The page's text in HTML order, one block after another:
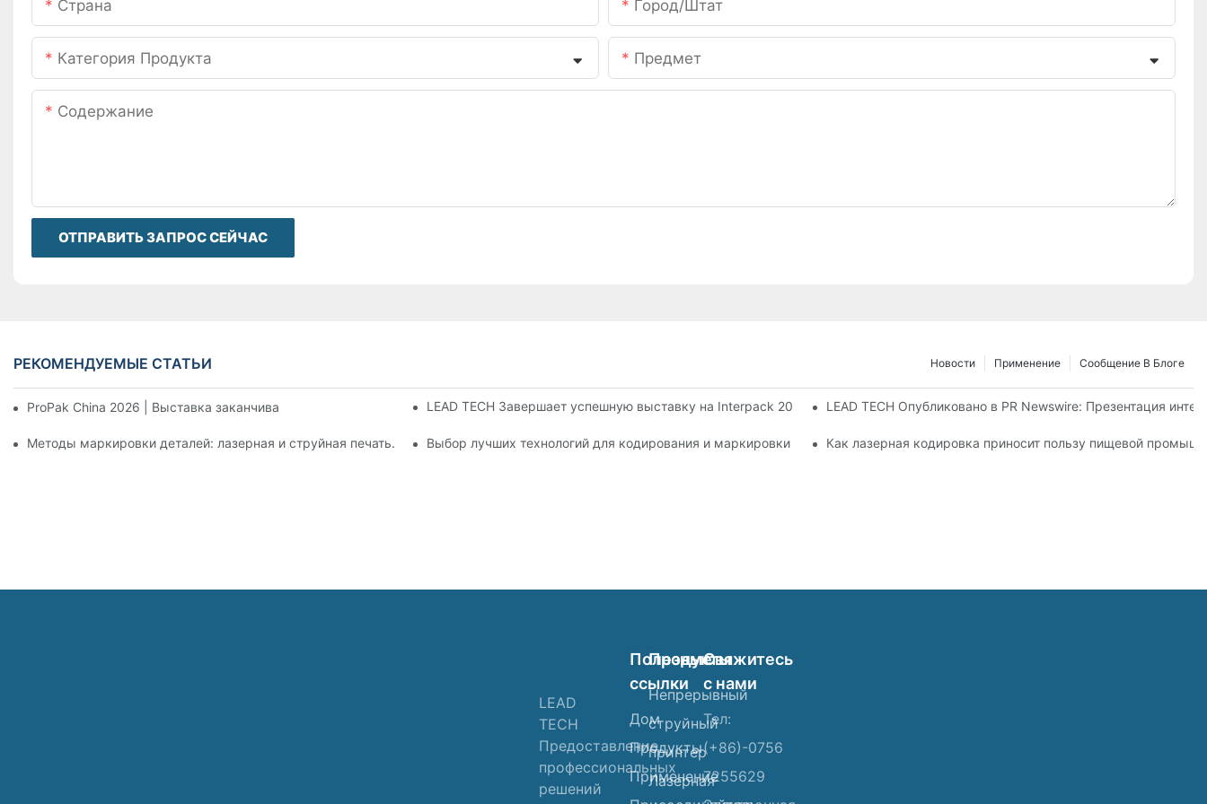
Страна Город/штат
Категория Продукта Предмет
Содержание
ОТПРАВИТЬ ЗАПРОС СЕЙЧАС
РЕКОМЕНДУЕМЫЕ СТАТЬИ Сообщение В Блоге
Применение
Новости
ProPak China 2026 | Выставка заканчивается, но наш сервис продолжает работатьLEAD TECH Завершает успешную выставку на Interpack 2026 в ДюссельдорфеLEAD TECH Опубликовано в PR Newswire: Презентация
Методы маркировки деталей: лазерная и струйная печать. Выбор лучших технологий для кодирования и маркировки гибкой упаковкиКак лазерная кодировка приносит пользу пищевой
LEAD
TECH
Предоставление
профессиональных
решений
Полезные
ссылки
Дом
Продукты
Применение
Продукты
Непрерывный
струйный
принтер
Лазерная
Свяжитесь
с нами
Тел:
(+86)-0756
7255629